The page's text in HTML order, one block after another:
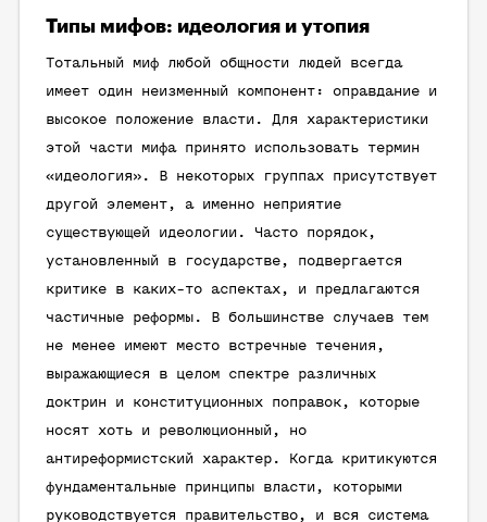
Типы мифов: идеология и утопия
Тотальный миф любой общности людей всегда
имеет один неизменный компонент: оправдание и
высокое положение власти. Для характеристики
этой части мифа принято использовать термин
«идеология». В некоторых группах присутствует
другой элемент, а именно неприятие
существующей идеологии. Часто порядок,
установленный в государстве, подвергается
критике в каких-то аспектах, и предлагаются
частичные реформы. В большинстве случаев тем
не менее имеют место встречные течения,
выражающиеся в целом спектре различных
доктрин и конституционных поправок, которые
носят хоть и революционный, но
антиреформистский характер. Когда критикуются
фундаментальные принципы власти, которыми
руководствуется правительство, и вся система